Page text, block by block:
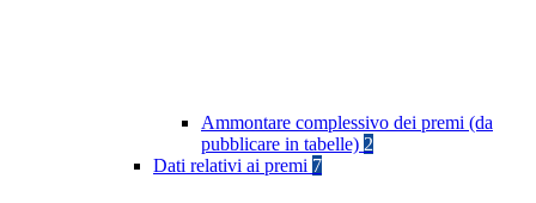
Ammontare complessivo dei premi (da
pubblicare in tabelle) 2
Dati relativi ai premi 7